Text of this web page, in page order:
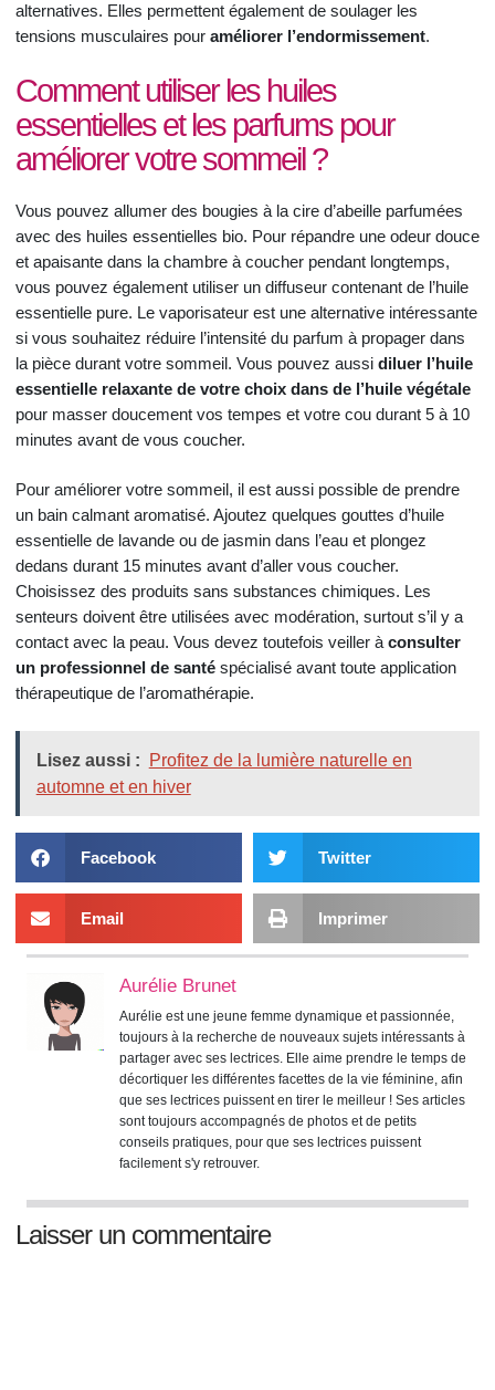
alternatives. Elles permettent également de soulager les
tensions musculaires pour améliorer l’endormissement.
Comment utiliser les huiles
essentielles et les parfums pour
améliorer votre sommeil ?
Vous pouvez allumer des bougies à la cire d’abeille parfumées
avec des huiles essentielles bio. Pour répandre une odeur douce
et apaisante dans la chambre à coucher pendant longtemps,
vous pouvez également utiliser un diffuseur contenant de l’huile
essentielle pure. Le vaporisateur est une alternative intéressante
si vous souhaitez réduire l’intensité du parfum à propager dans
la pièce durant votre sommeil. Vous pouvez aussi diluer l’huile
essentielle relaxante de votre choix dans de l’huile végétale
pour masser doucement vos tempes et votre cou durant 5 à 10
minutes avant de vous coucher.
Pour améliorer votre sommeil, il est aussi possible de prendre
un bain calmant aromatisé. Ajoutez quelques gouttes d’huile
essentielle de lavande ou de jasmin dans l’eau et plongez
dedans durant 15 minutes avant d’aller vous coucher.
Choisissez des produits sans substances chimiques. Les
senteurs doivent être utilisées avec modération, surtout s’il y a
contact avec la peau. Vous devez toutefois veiller à consulter
un professionnel de santé spécialisé avant toute application
thérapeutique de l’aromathérapie.
Lisez aussi :
Profitez de la lumière naturelle en
automne et en hiver
Facebook Twitter
Email Imprimer
Aurélie Brunet
Aurélie est une jeune femme dynamique et passionnée,
toujours à la recherche de nouveaux sujets intéressants à
partager avec ses lectrices. Elle aime prendre le temps de
décortiquer les différentes facettes de la vie féminine, afin
que ses lectrices puissent en tirer le meilleur ! Ses articles
sont toujours accompagnés de photos et de petits
conseils pratiques, pour que ses lectrices puissent
facilement s'y retrouver.
Laisser un commentaire